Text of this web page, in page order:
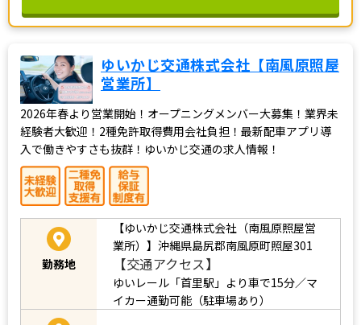
ゆいかじ交通株式会社【南風原照屋
営業所】
2026年春より営業開始！オープニングメンバー大募集！業界未
経験者大歓迎！2種免許取得費用会社負担！最新配車アプリ導
入で働きやすさも抜群！ゆいかじ交通の求人情報！
勤務地
【ゆいかじ交通株式会社（南風原照屋営
業所）】沖縄県島尻郡南風原町照屋301
【交通アクセス】
ゆいレール「首里駅」より車で15分／マ
イカー通勤可能（駐車場あり）